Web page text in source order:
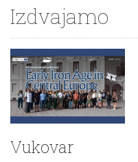
Izdvajamo
Vukovar